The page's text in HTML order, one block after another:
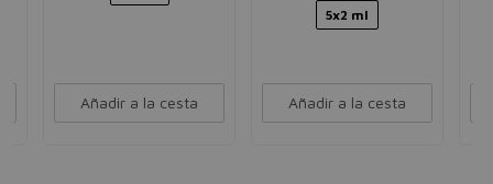
Añadir a la cesta
5x2 ml
Añadir a la cesta